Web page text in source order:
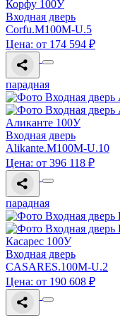
Корфу 100У
Входная дверь
Corfu.M100M-U.5
Цена: от 174 594 ₽
парадная
Аликанте 100У
Входная дверь
Alikante.M100M-U.10
Цена: от 396 118 ₽
парадная
Касарес 100У
Входная дверь
CASARES.100M-U.2
Цена: от 190 608 ₽